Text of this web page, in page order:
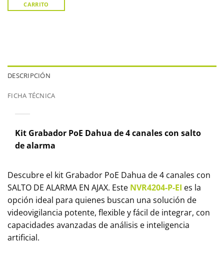
CARRITO
DESCRIPCIÓN
FICHA TÉCNICA
Kit Grabador PoE Dahua de 4 canales con salto
de alarma
Descubre el kit Grabador PoE Dahua de 4 canales con
SALTO DE ALARMA EN AJAX. Este NVR4204-P-EI es la
opción ideal para quienes buscan una solución de
videovigilancia potente, flexible y fácil de integrar, con
capacidades avanzadas de análisis e inteligencia
artificial.